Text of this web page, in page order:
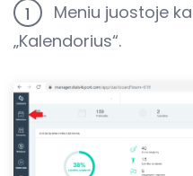
1
Meniu juostoje
„Kalendorius“.